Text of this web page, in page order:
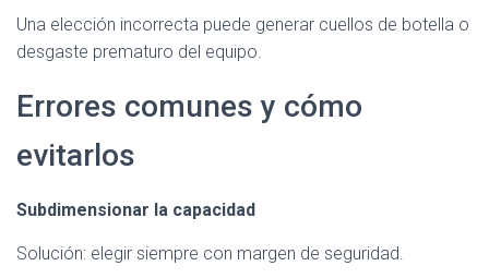
Una elección incorrecta puede generar cuellos de botella o
desgaste prematuro del equipo.
Errores comunes y cómo
evitarlos
Subdimensionar la capacidad
Solución: elegir siempre con margen de seguridad.